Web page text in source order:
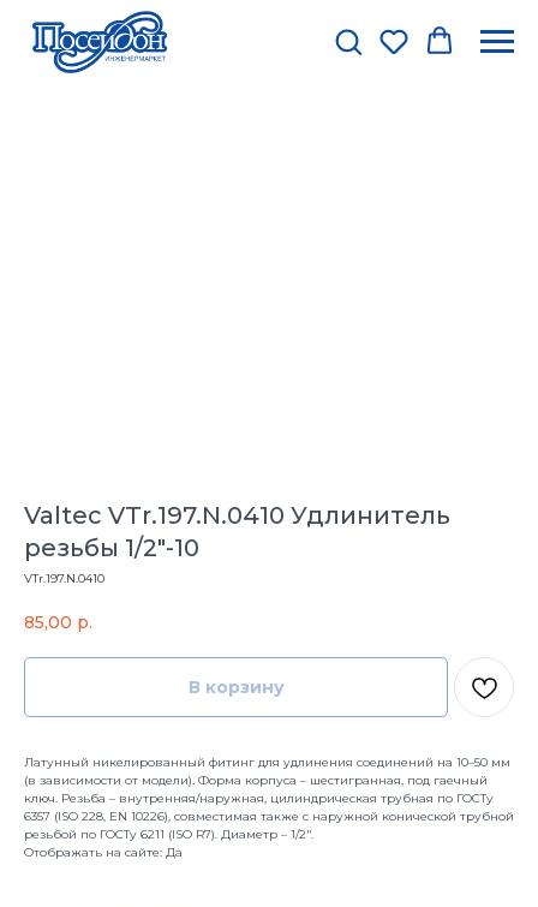
Valtec VTr.197.N.0410 Удлинитель
резьбы 1/2"-10
VTr.197.N.0410
85,00 р.
В корзину
Латунный никелированный фитинг для удлинения соединений на 10–50 мм
(в зависимости от модели). Форма корпуса – шестигранная, под гаечный
ключ. Резьба – внутренняя/наружная, цилиндрическая трубная по ГОСТу
6357 (ISO 228, EN 10226), совместимая также с наружной конической трубной
резьбой по ГОСТу 6211 (ISO R7). Диаметр – 1/2".
Отображать на сайте: Да